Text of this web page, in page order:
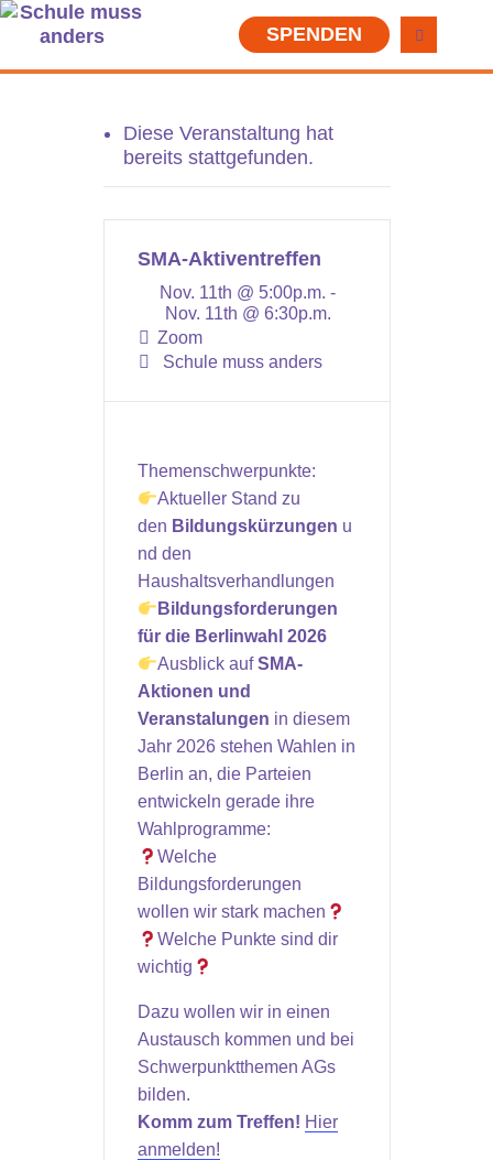
SPENDEN
Diese Veranstaltung hat
bereits stattgefunden.
SMA-Aktiventreffen
Nov. 11th @ 5:00p.m. -
Nov. 11th @ 6:30p.m.
Zoom
Schule muss anders
Themenschwerpunkte:
Aktueller Stand zu
den Bildungskürzungen u
nd den
Haushaltsverhandlungen
Bildungsforderungen
für die Berlinwahl 2026
Ausblick aufSMA-
Aktionen und
Veranstalungen in diesem
Jahr 2026 stehen Wahlen in
Berlin an, die Parteien
entwickeln gerade ihre
Wahlprogramme:
Welche
Bildungsforderungen
wollen wir stark machen
Welche Punkte sind dir
wichtig
Dazu wollen wir in einen
Austausch kommen und bei
Schwerpunktthemen AGs
bilden.
Komm zum Treffen! Hier
anmelden!